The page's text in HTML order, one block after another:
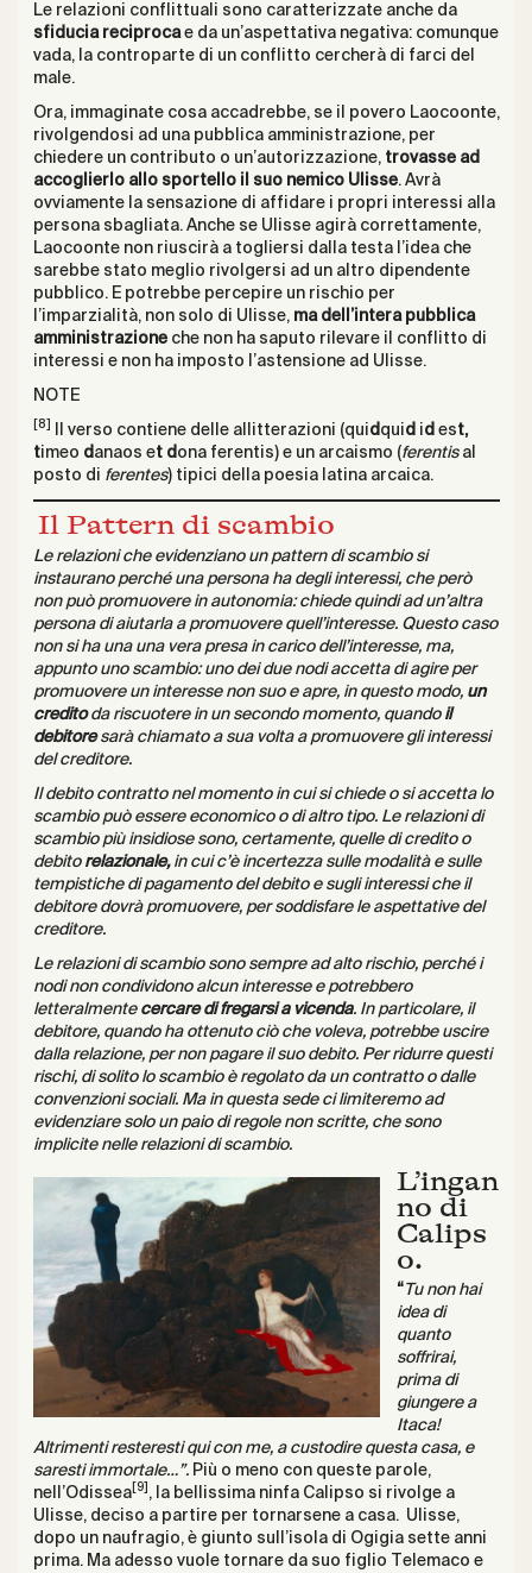
Le relazioni conflittuali sono caratterizzate anche da
sfiducia reciprocae da un’aspettativa negativa: comunque
vada, la controparte di un conflitto cercherà di farci del
male.
Ora, immaginate cosa accadrebbe, se il povero Laocoonte,
rivolgendosi ad una pubblica amministrazione, per
chiedere un contributo o un’autorizzazione, trovasse ad
accoglierlo allo sportello il suo nemico Ulisse. Avrà
ovviamente la sensazione di affidare i propri interessi alla
persona sbagliata. Anche se Ulisse agirà correttamente,
Laocoonte non riuscirà a togliersi dalla testa l’idea che
sarebbe stato meglio rivolgersi ad un altro dipendente
pubblico. E potrebbe percepire un rischio per
l’imparzialità, non solo di Ulisse, ma dell’intera pubblica
amministrazioneche non ha saputo rilevare il conflitto di
interessi e non ha imposto l’astensione ad Ulisse.
NOTE
[8] Il verso contiene delle allitterazioni (quid quid id est,
timeo d anaos et d ona ferentis) e un arcaismo (ferentisal
posto di ferentes) tipici della poesia latina arcaica.
Il Pattern di scambio
Le relazioni che evidenziano un pattern di scambio si
instaurano perché una persona ha degli interessi, che però
non può promuovere in autonomia: chiede quindi ad un’altra
persona di aiutarla a promuovere quell’interesse. Questo caso
non si ha una una vera presa in carico dell’interesse, ma,
appunto uno scambio: uno dei due nodi accetta di agire per
promuovere un interesse non suo e apre, in questo modo, un
creditoda riscuotere in un secondo momento, quando il
debitoresarà chiamato a sua volta a promuovere gli interessi
del creditore.
Il debito contratto nel momento in cui si chiede o si accetta lo
scambio può essere economico o di altro tipo. Le relazioni di
scambio più insidiose sono, certamente, quelle di credito o
debito relazionale, in cui c’è incertezza sulle modalità e sulle
tempistiche di pagamento del debito e sugli interessi che il
debitore dovrà promuovere, per soddisfare le aspettative del
creditore.
Le relazioni di scambio sono sempre ad alto rischio, perché i
nodi non condividono alcun interesse e potrebbero
letteralmente cercare di fregarsi a vicenda. In particolare, il
debitore, quando ha ottenuto ciò che voleva, potrebbe uscire
dalla relazione, per non pagare il suo debito. Per ridurre questi
rischi, di solito lo scambio è regolato da un contratto o dalle
convenzioni sociali. Ma in questa sede ci limiteremo ad
evidenziare solo un paio di regole non scritte, che sono
implicite nelle relazioni di scambio.
L’ingan
no di
Calips
o.
“Tu non hai
idea di
quanto
soffrirai,
prima di
giungere a
Itaca!
Altrimenti resteresti qui con me, a custodire questa casa, e
saresti immortale…”. Più o meno con queste parole,
nell’Odissea[9] , la bellissima ninfa Calipso si rivolge a
Ulisse, deciso a partire per tornarsene a casa. Ulisse,
dopo un naufragio, è giunto sull’isola di Ogigia sette anni
prima. Ma adesso vuole tornare da suo figlio Telemaco e